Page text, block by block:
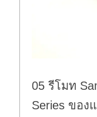
05 รีโมท
Series ของ